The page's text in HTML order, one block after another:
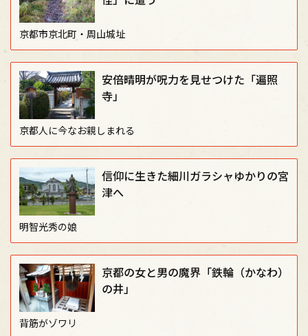
京都市京北町・周山城址
安倍晴明が呪力を見せつけた「遍照
寺」
京都人に今なお親しまれる
信仰に生きた細川ガラシャゆかりの宮
津へ
明智光秀の娘
京都の女と男の魔界「鉄輪（かなわ）
の井」
背筋がゾワリ